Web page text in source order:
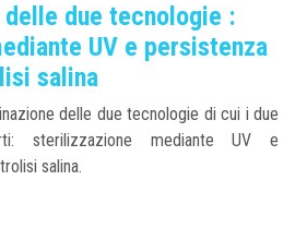
delle due tecnologie :
UV e persistenza
salina
delle due tecnologie di cui i due
sterilizzazione mediante UV e
salina.